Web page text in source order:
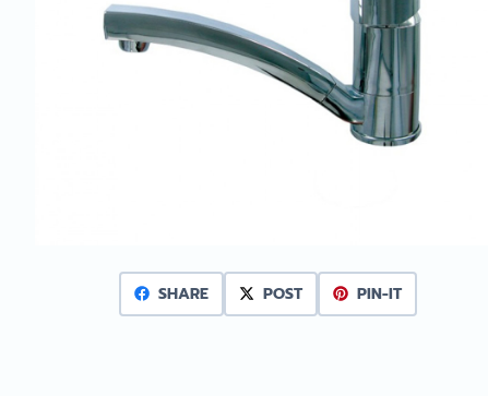
SHARE POST PIN-IT